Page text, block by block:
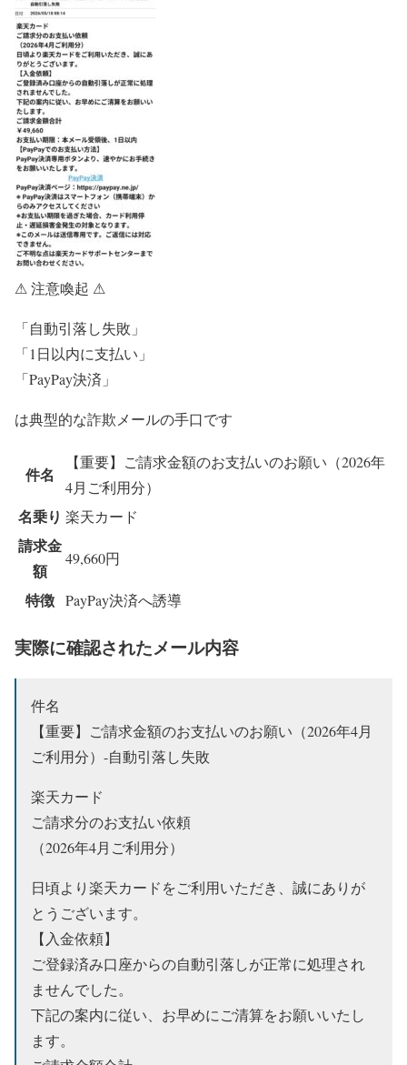
⚠ 注意喚起 ⚠
「自動引落し失敗」
「1日以内に支払い」
「PayPay決済」
は典型的な詐欺メールの手口です
件名
【重要】ご請求金額のお支払いのお願い（2026年
4月ご利用分）
名乗り 楽天カード
請求金
額
49,660円
特徴 PayPay決済へ誘導
実際に確認されたメール内容
件名
【重要】ご請求金額のお支払いのお願い（2026年4月
ご利用分）-自動引落し失敗
楽天カード
ご請求分のお支払い依頼
（2026年4月ご利用分）
日頃より楽天カードをご利用いただき、誠にありが
とうございます。
【入金依頼】
ご登録済み口座からの自動引落しが正常に処理され
ませんでした。
下記の案内に従い、お早めにご清算をお願いいたし
ます。